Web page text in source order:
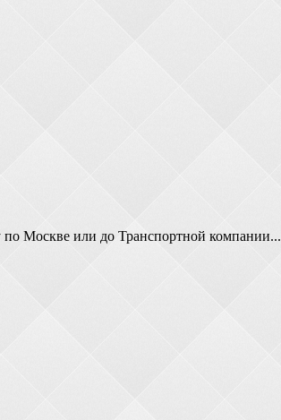
Москве или до Транспортной компании...